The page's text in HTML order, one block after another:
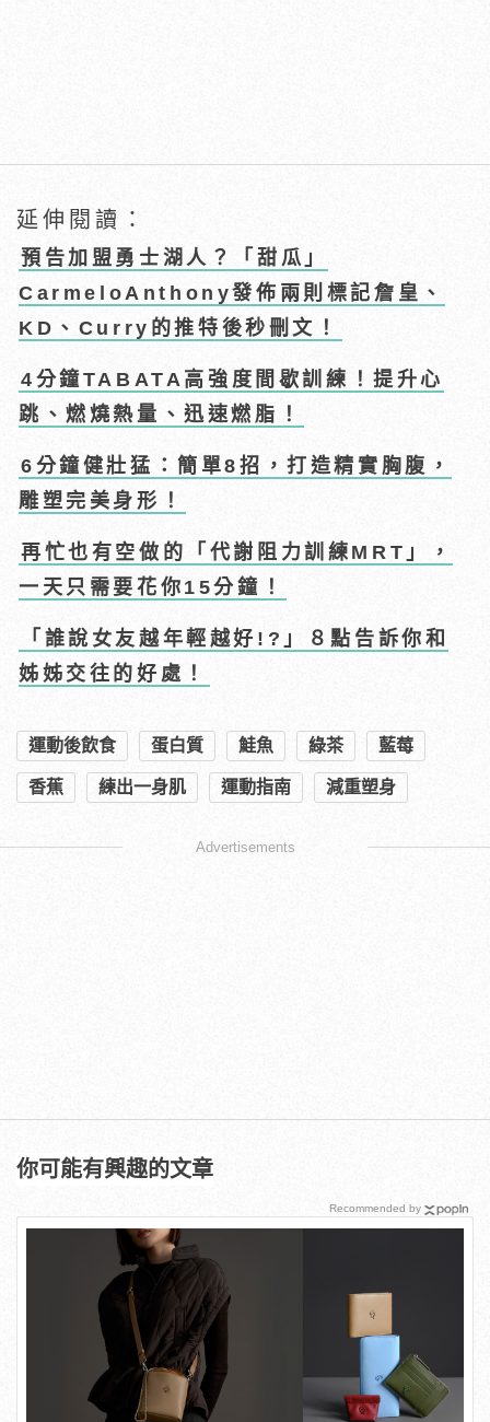
延伸閱讀：
預告加盟勇士湖人？「甜瓜」
CarmeloAnthony發佈兩則標記詹皇、
KD、Curry的推特後秒刪文！
4分鐘TABATA高強度間歇訓練！提升心
跳、燃燒熱量、迅速燃脂！
6分鐘健壯猛：簡單8招，打造精實胸腹，
雕塑完美身形！
再忙也有空做的「代謝阻力訓練MRT」，
一天只需要花你15分鐘！
「誰說女友越年輕越好!?」８點告訴你和
姊姊交往的好處！
運動後飲食 蛋白質 鮭魚 綠茶 藍莓
香蕉 練出一身肌 運動指南 減重塑身
Advertisements
你可能有興趣的文章
Recommended by